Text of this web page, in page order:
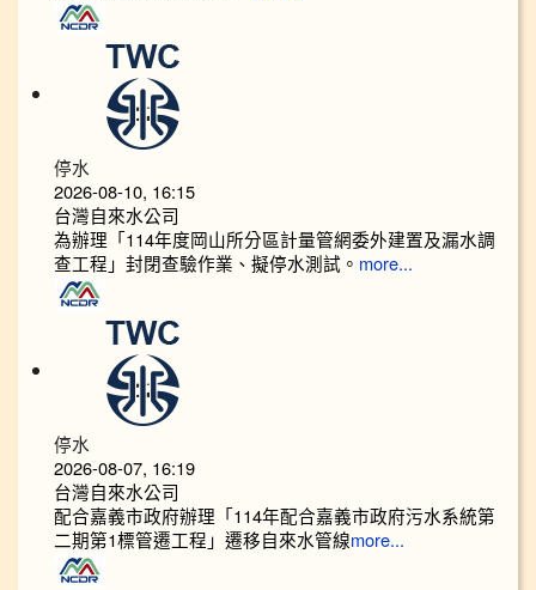
停水
2026-08-10, 16:15
台灣自來水公司
為辦理「114年度岡山所分區計量管網委外建置及漏水調
查工程」封閉查驗作業、擬停水測試。 more...
停水
2026-08-07, 16:19
台灣自來水公司
配合嘉義市政府辦理「114年配合嘉義市政府污水系統第
二期第1標管遷工程」遷移自來水管線more...